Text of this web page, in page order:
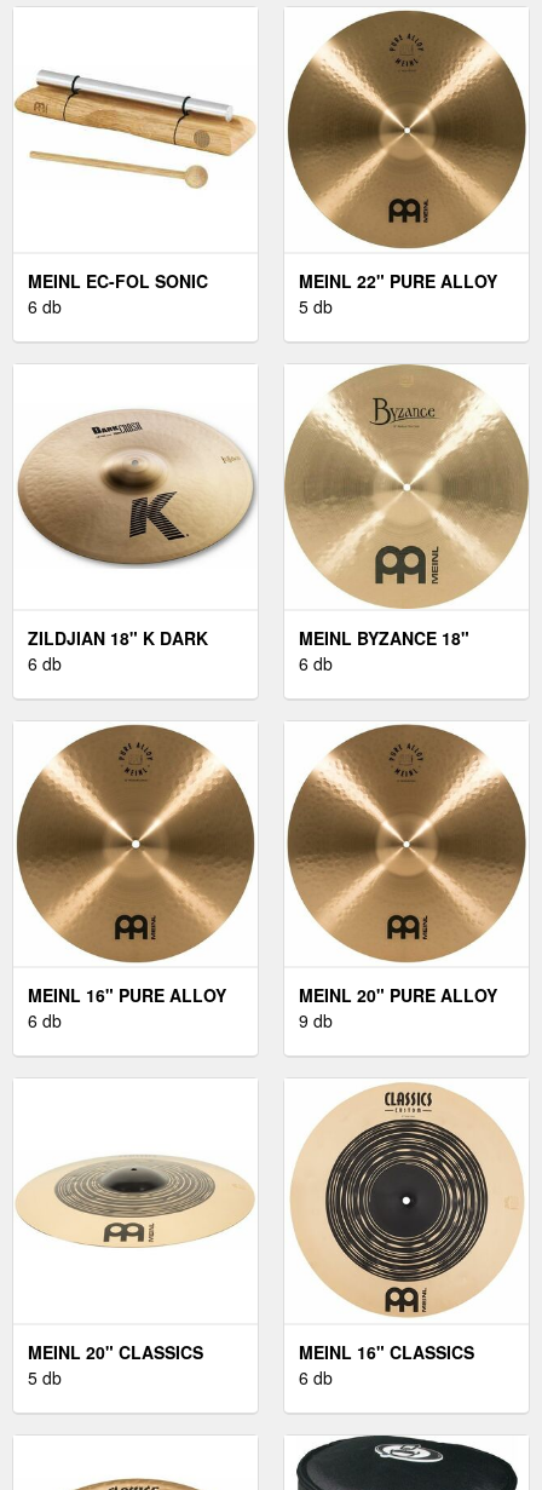
MEINL EC-FOL SONIC
ENERGY
6 db
MEINL 22" PURE ALLOY
MEDIUM RIDE
5 db
ZILDJIAN 18" K DARK
CRASH THIN
6 db
MEINL BYZANCE 18"
MEDIUM THIN CRASH
6 db
MEINL 16" PURE ALLOY
MEDIUM CRASH
6 db
MEINL 20" PURE ALLOY
MEDIUM RIDE
9 db
MEINL 20" CLASSICS
CUSTOM DUAL RIDE
5 db
MEINL 16" CLASSICS
CUSTOM DUAL CRASH
6 db